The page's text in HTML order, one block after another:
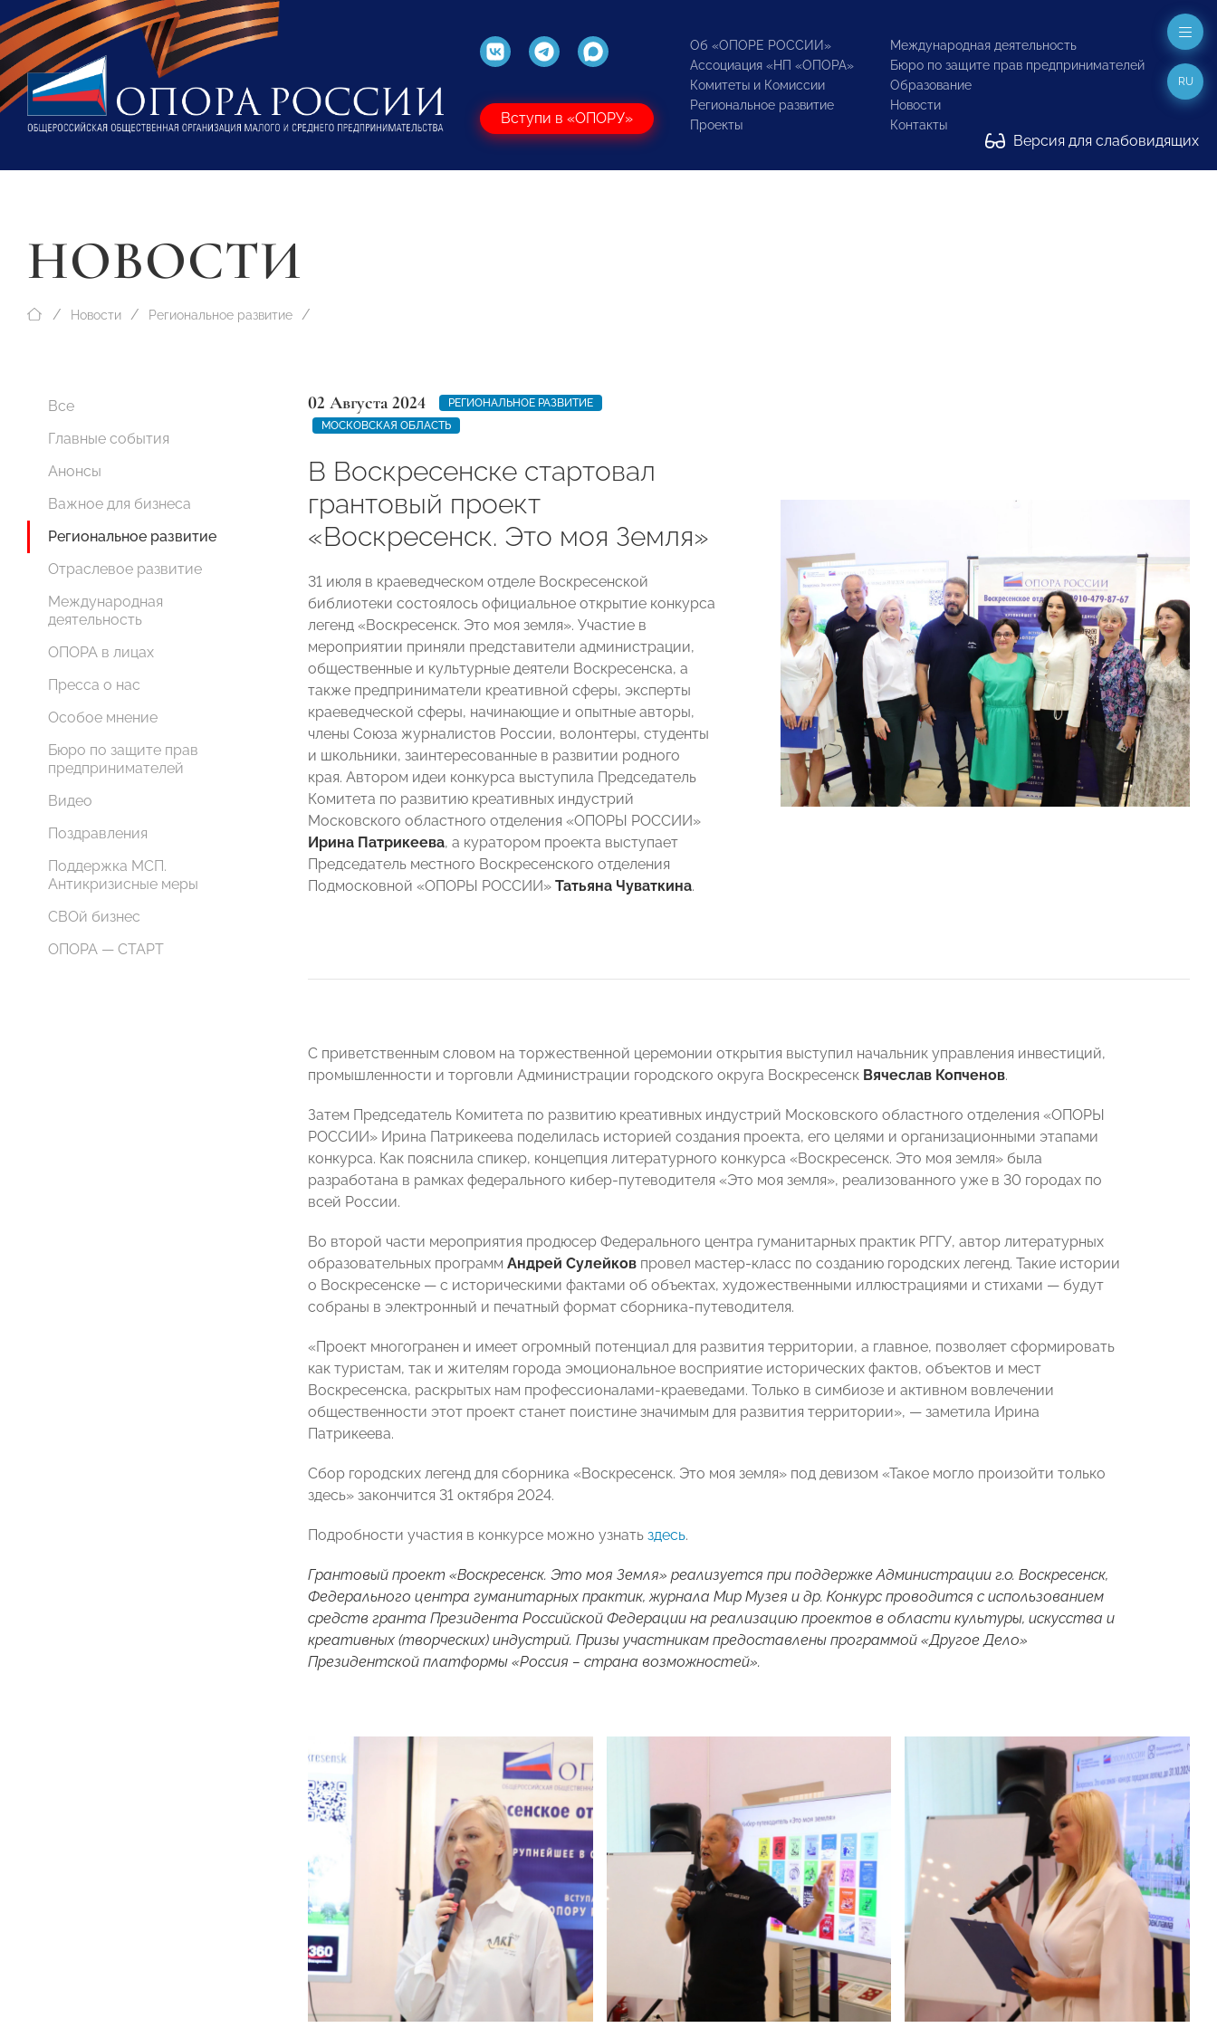
Вступи в «ОПОРУ»
Об «ОПОРЕ РОССИИ»
Ассоциация «НП «ОПОРА»
Комитеты и Комиссии
Региональное развитие
Проекты
Международная деятельность
Бюро по защите прав предпринимателей
Образование
Новости
Контакты
Версия для слабовидящих
RU
НОВОСТИ
Новости Региональное развитие
Все
Главные события
Анонсы
Важное для бизнеса
Региональное развитие
Отраслевое развитие
Международная
деятельность
ОПОРА в лицах
Пресса о нас
Особое мнение
Бюро по защите прав
предпринимателей
Видео
Поздравления
Поддержка МСП.
Антикризисные меры
СВОй бизнес
ОПОРА — СТАРТ
02 Августа 2024
РЕГИОНАЛЬНОЕ РАЗВИТИЕ
МОСКОВСКАЯ ОБЛАСТЬ
В Воскресенске стартовал
грантовый проект
«Воскресенск. Это моя Земля»
31 июля в краеведческом отделе Воскресенской
библиотеки состоялось официальное открытие конкурса
легенд «Воскресенск. Это моя земля». Участие в
мероприятии приняли представители администрации,
общественные и культурные деятели Воскресенска, а
также предприниматели креативной сферы, эксперты
краеведческой сферы, начинающие и опытные авторы,
члены Союза журналистов России, волонтеры, студенты
и школьники, заинтересованные в развитии родного
края. Автором идеи конкурса выступила Председатель
Комитета по развитию креативных индустрий
Московского областного отделения «ОПОРЫ РОССИИ»
Ирина Патрикеева, а куратором проекта выступает
Председатель местного Воскресенского отделения
Подмосковной «ОПОРЫ РОССИИ» Татьяна Чуваткина.
С приветственным словом на торжественной церемонии открытия выступил начальник управления инвестиций,
промышленности и торговли Администрации городского округа Воскресенск Вячеслав Копченов.
Затем Председатель Комитета по развитию креативных индустрий Московского областного отделения «ОПОРЫ
РОССИИ» Ирина Патрикеева поделилась историей создания проекта, его целями и организационными этапами
конкурса. Как пояснила спикер, концепция литературного конкурса «Воскресенск. Это моя земля» была
разработана в рамках федерального кибер-путеводителя «Это моя земля», реализованного уже в 30 городах по
всей России.
Во второй части мероприятия продюсер Федерального центра гуманитарных практик РГГУ, автор литературных
образовательных программ Андрей Сулейков провел мастер-класс по созданию городских легенд. Такие истории
о Воскресенске — с историческими фактами об объектах, художественными иллюстрациями и стихами — будут
собраны в электронный и печатный формат сборника-путеводителя.
«Проект многогранен и имеет огромный потенциал для развития территории, а главное, позволяет сформировать
как туристам, так и жителям города эмоциональное восприятие исторических фактов, объектов и мест
Воскресенска, раскрытых нам профессионалами-краеведами. Только в симбиозе и активном вовлечении
общественности этот проект станет поистине значимым для развития территории», — заметила Ирина
Патрикеева.
Сбор городских легенд для сборника «Воскресенск. Это моя земля» под девизом «Такое могло произойти только
здесь» закончится 31 октября 2024.
Подробности участия в конкурсе можно узнать здесь.
Грантовый проект «Воскресенск. Это моя Земля» реализуется при поддержке Администрации г.о. Воскресенск,
Федерального центра гуманитарных практик, журнала Мир Музея и др. Конкурс проводится с использованием
средств гранта Президента Российской Федерации на реализацию проектов в области культуры, искусства и
креативных (творческих) индустрий. Призы участникам предоставлены программой «Другое Дело»
Президентской платформы «Россия – страна возможностей».